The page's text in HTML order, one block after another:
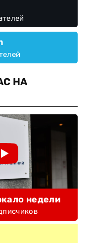
НА
недели